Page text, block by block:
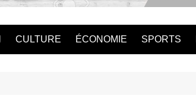
CULTURE ÉCONOMIE SPORTS